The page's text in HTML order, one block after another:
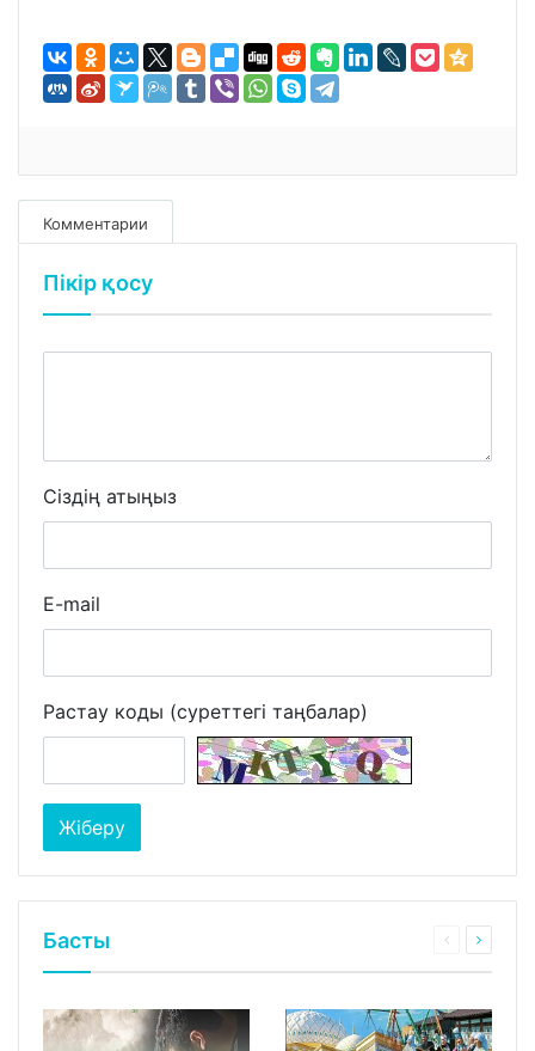
Комментарии
Пікір қосу
Сіздің атыңыз
E-mail
Растау коды (суреттегі таңбалар)
Басты